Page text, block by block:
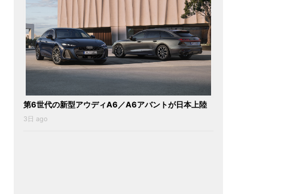
第6世代の新型アウディA6／A6アバントが日本上陸
3日 ago